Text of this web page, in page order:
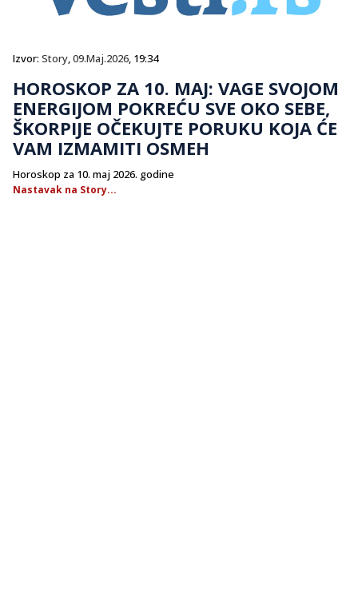
Izvor: Story,09.Maj.2026, 19:34
HOROSKOP ZA 10. MAJ: VAGE SVOJOM
ENERGIJOM POKREĆU SVE OKO SEBE,
ŠKORPIJE OČEKUJTE PORUKU KOJA ĆE
VAM IZMAMITI OSMEH
Horoskop za 10. maj 2026. godine
Nastavak na Story...